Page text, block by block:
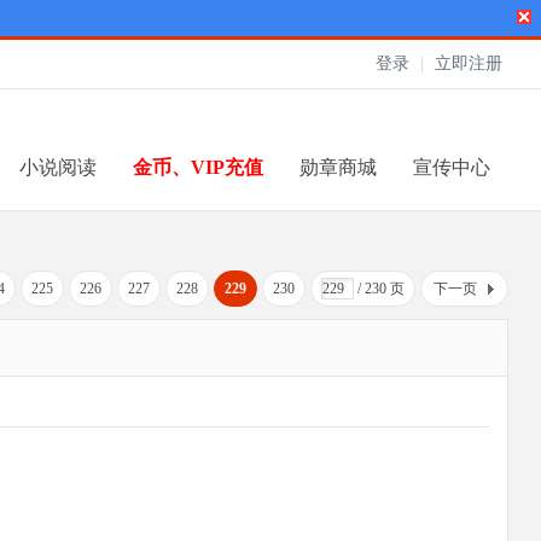
登录 立即注册
小说阅读 金币、VIP充值 勋章商城 宣传中心
225 226 227 228 229 230 / 230 页 下一页